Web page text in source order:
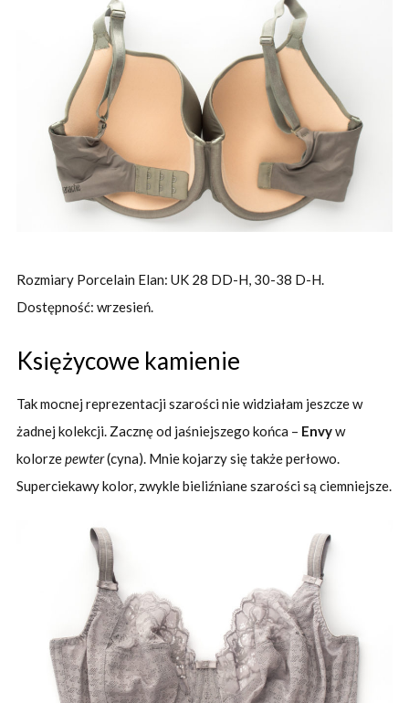
Rozmiary Porcelain Elan: UK 28 DD-H, 30-38 D-H.
Dostępność: wrzesień.
Księżycowe kamienie
Tak mocnej reprezentacji szarości nie widziałam jeszcze w
żadnej kolekcji. Zacznę od jaśniejszego końca – Envyw
kolorzepewter(cyna). Mnie kojarzy się także perłowo.
Superciekawy kolor, zwykle bieliźniane szarości są ciemniejsze.